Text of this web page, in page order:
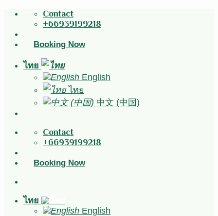
Skip
content
Contact
+66939199218
Booking Now
ไทย
English
ไทย
中文 (中国)
Contact
+66939199218
Booking Now
ไทย
English